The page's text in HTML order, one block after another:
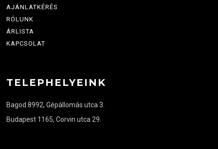
AJÁNLATKÉRÉS
RÓLUNK
ÁRLISTA
KAPCSOLAT
TELEPHELYEINK
Bagod 8992, Gépállomás utca 3.
Budapest 1165, Corvin utca 29.